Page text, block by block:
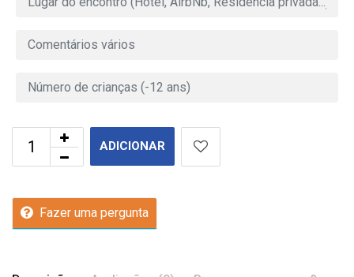
ADICIONAR
Fazer uma pergunta